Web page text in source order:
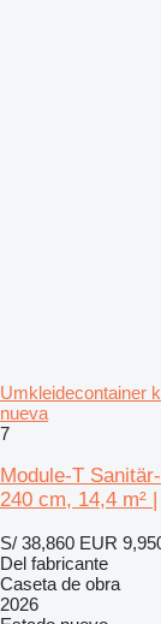
Umkleidecontainer
nueva
7
Module-T
240 cm, 14,4 m² |
S/ 38,860 EUR
Del fabricante
Caseta de obra
2026